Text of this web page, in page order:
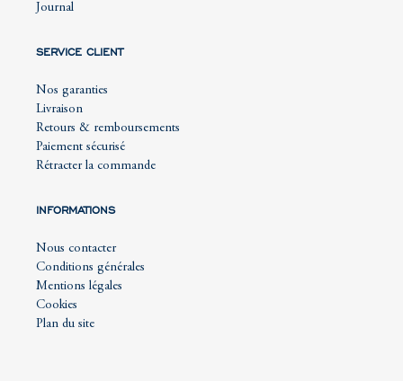
Journal
SERVICE CLIENT
Nos garanties
Livraison
Retours & remboursements
Paiement sécurisé
Rétracter la commande
INFORMATIONS
Nous contacter
Conditions générales
Mentions légales
Cookies
Plan du site